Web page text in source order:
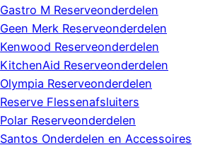
Gastro M Reserveonderdelen
Geen Merk Reserveonderdelen
Kenwood Reserveonderdelen
KitchenAid Reserveonderdelen
Olympia Reserveonderdelen
Reserve Flessenafsluiters
Polar Reserveonderdelen
Santos Onderdelen en Accessoires